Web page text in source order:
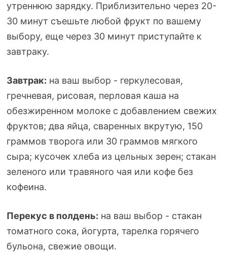
утреннюю зарядку. Приблизительно через 20-
30минут съешьте любой фрукт по вашему
выбору, еще через 30 минут приступайте к
завтраку.
Завтрак: на ваш выбор - геркулесовая,
гречневая, рисовая, перловая каша на
обезжиренном молоке с добавлением свежих
фруктов; два яйца, сваренных вкрутую, 150
граммов творога или 30 граммов мягкого
сыра; кусочек хлеба из цельных зерен; стакан
зеленого или травяного чая или кофе без
кофеина.
Перекус в полдень: на ваш выбор - стакан
томатного сока, йогурта, тарелка горячего
бульона, свежие овощи.